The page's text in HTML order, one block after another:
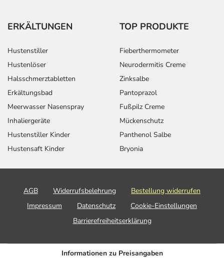
ERKÄLTUNGEN
Hustenstiller
Hustenlöser
Halsschmerztabletten
Erkältungsbad
Meerwasser Nasenspray
Inhaliergeräte
Hustenstiller Kinder
Hustensaft Kinder
TOP PRODUKTE
Fieberthermometer
Neurodermitis Creme
Zinksalbe
Pantoprazol
Fußpilz Creme
Mückenschutz
Panthenol Salbe
Bryonia
AGB Widerrufsbelehrung
Bestellung widerrufen
Impressum
Datenschutz
Cookie-Einstellungen
Barrierefreiheitserklärung
Informationen zu Preisangaben